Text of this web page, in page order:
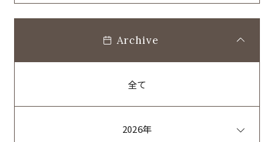
Archive
全て
2026年